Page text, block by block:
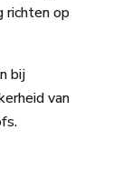
richten op
bij
van